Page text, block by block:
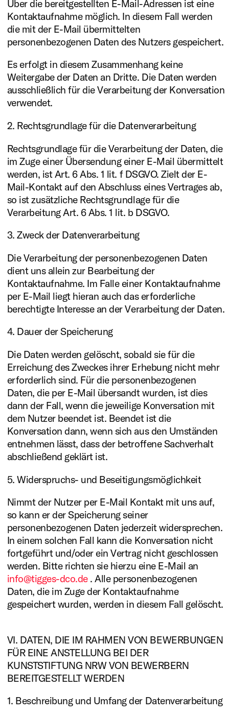
Über die bereitgestellten E-Mail-Adressen ist eine
Kontaktaufnahme möglich. In diesem Fall werden
die mit der E-Mail übermittelten
personenbezogenen Daten des Nutzers gespeichert.
Es erfolgt in diesem Zusammenhang keine
Weitergabe der Daten an Dritte. Die Daten werden
ausschließlich für die Verarbeitung der Konversation
verwendet.
2. Rechtsgrundlage für die Datenverarbeitung
Rechtsgrundlage für die Verarbeitung der Daten, die
im Zuge einer Übersendung einer E-Mail übermittelt
werden, ist Art. 6 Abs. 1 lit. f DSGVO. Zielt der E-
Mail-Kontakt auf den Abschluss eines Vertrages ab,
so ist zusätzliche Rechtsgrundlage für die
Verarbeitung Art. 6 Abs. 1 lit. b DSGVO.
3. Zweck der Datenverarbeitung
Die Verarbeitung der personenbezogenen Daten
dient uns allein zur Bearbeitung der
Kontaktaufnahme. Im Falle einer Kontaktaufnahme
per E-Mail liegt hieran auch das erforderliche
berechtigte Interesse an der Verarbeitung der Daten.
4. Dauer der Speicherung
Die Daten werden gelöscht, sobald sie für die
Erreichung des Zweckes ihrer Erhebung nicht mehr
erforderlich sind. Für die personenbezogenen
Daten, die per E-Mail übersandt wurden, ist dies
dann der Fall, wenn die jeweilige Konversation mit
dem Nutzer beendet ist. Beendet ist die
Konversation dann, wenn sich aus den Umständen
entnehmen lässt, dass der betroffene Sachverhalt
abschließend geklärt ist.
5. Widerspruchs- und Beseitigungsmöglichkeit
Nimmt der Nutzer per E-Mail Kontakt mit uns auf,
so kann er der Speicherung seiner
personenbezogenen Daten jederzeit widersprechen.
In einem solchen Fall kann die Konversation nicht
fortgeführt und/oder ein Vertrag nicht geschlossen
werden. Bitte richten sie hierzu eine E-Mail an
info@tigges-dco.de. Alle personenbezogenen
Daten, die im Zuge der Kontaktaufnahme
gespeichert wurden, werden in diesem Fall gelöscht.
VI. DATEN, DIE IM RAHMEN VON BEWERBUNGEN
FÜR EINE ANSTELLUNG BEI DER
KUNSTSTIFTUNG NRW VON BEWERBERN
BEREITGESTELLT WERDEN
1. Beschreibung und Umfang der Datenverarbeitung